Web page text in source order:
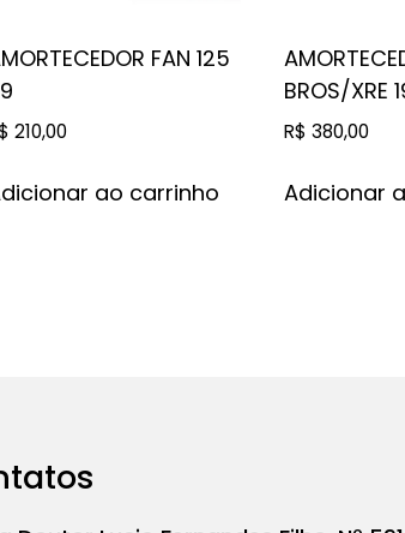
FAN 125
210,00
ao carrinho
BROS/XRE
R$ 380,00
Adicionar